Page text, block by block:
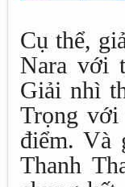
Cụ thể,
Nara với
Giải nhì
Trọng với
điểm. Và
Thanh